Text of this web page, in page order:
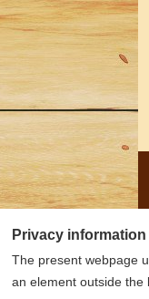
Privacy information
The present webpage
an element outside the